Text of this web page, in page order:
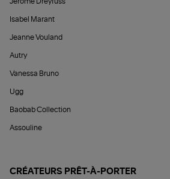
Isabel Marant
Jeanne Vouland
Autry
Vanessa Bruno
Ugg
Baobab Collection
Assouline
CRÉATEURS PRÊT-À-PORTER